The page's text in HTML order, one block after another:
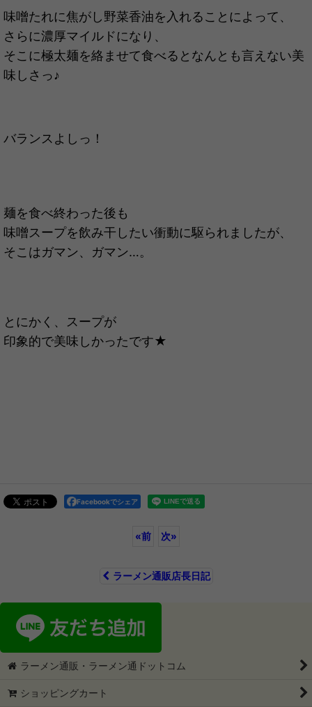
味噌たれに焦がし野菜香油を入れることによって、
さらに濃厚マイルドになり、
そこに極太麺を絡ませて食べるとなんとも言えない美
味しさっ♪
バランスよしっ！
麺を食べ終わった後も
味噌スープを飲み干したい衝動に駆られましたが、
そこはガマン、ガマン…。
とにかく、スープが
印象的で美味しかったです★
Facebookでシェア
«前 次»
ラーメン通販店長日記
ラーメン通販・ラーメン通ドットコム
ショッピングカート